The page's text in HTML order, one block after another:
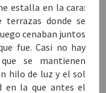
estalla en la cara:
terrazas donde se
cenaban juntos
fue. Casi no hay
se mantienen
hilo de luz y el sol
en la que antes el